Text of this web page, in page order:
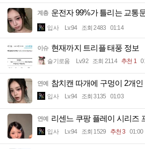
계층 운전자 99%가 틀리는 교통
입사 Lv.94 조회 2483 01:14
이슈 현재까지 트리플 태풍 정보
슬기로움 Lv.92 조회 2114 추천 1
연예 참치캔 따개에 구멍이 2개인
입사 Lv.94 조회 3135 01:03
연예 리센느 쿠팡 플레이 시리즈
입사 Lv.94 조회 1529 추천 3 01:00